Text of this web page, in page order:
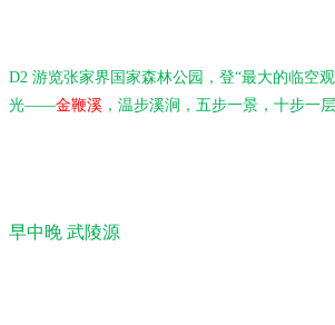
D2 游览张家界国家森林公园，登“最大的临空
光——金鞭溪 ，温步溪涧，五步一景，十步一
早中晚 武陵源